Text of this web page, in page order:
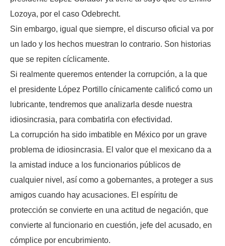
Lozoya, por el caso Odebrecht.
Sin embargo, igual que siempre, el discurso oficial va por
un lado y los hechos muestran lo contrario. Son historias
que se repiten cíclicamente.
Si realmente queremos entender la corrupción, a la que
el presidente López Portillo cínicamente calificó como un
lubricante, tendremos que analizarla desde nuestra
idiosincrasia, para combatirla con efectividad.
La corrupción ha sido imbatible en México por un grave
problema de idiosincrasia. El valor que el mexicano da a
la amistad induce a los funcionarios públicos de
cualquier nivel, así como a gobernantes, a proteger a sus
amigos cuando hay acusaciones. El espíritu de
protección se convierte en una actitud de negación, que
convierte al funcionario en cuestión, jefe del acusado, en
cómplice por encubrimiento.